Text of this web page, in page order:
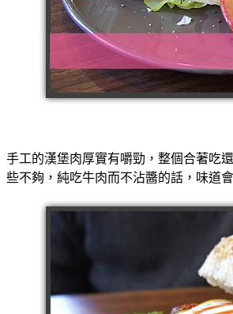
手工的漢堡肉厚實有嚼勁，整個合著吃
些不夠，純吃牛肉而不沾醬的話，味道